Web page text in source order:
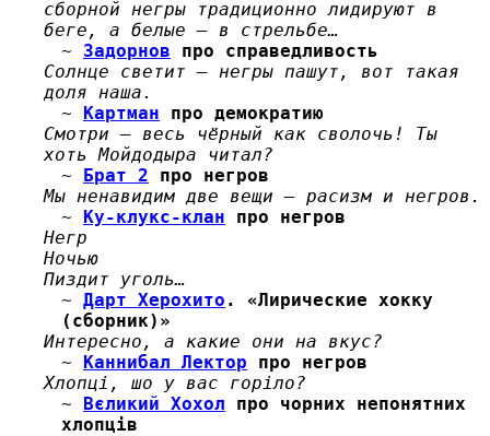
сборной негры традиционно лидируют в
беге, а белые — в стрельбе…
~ Задорнов про справедливость
Солнце светит — негры пашут, вот такая
доля наша.
~ Картман про демократию
Смотри — весь чёрный как сволочь! Ты
хоть Мойдодыра читал?
~ Брат 2 про негров
Мы ненавидим две вещи — расизм и негров.
~ Ку-клукс-клан про негров
Негр
Ночью
Пиздит уголь…
~ Дарт Херохито . «Лирические хокку
(сборник)»
Интересно, а какие они на вкус?
~ Каннибал Лектор про негров
Хлопці, шо у вас горіло?
~ Вєликий Хохол про чорних непонятних
хлопців